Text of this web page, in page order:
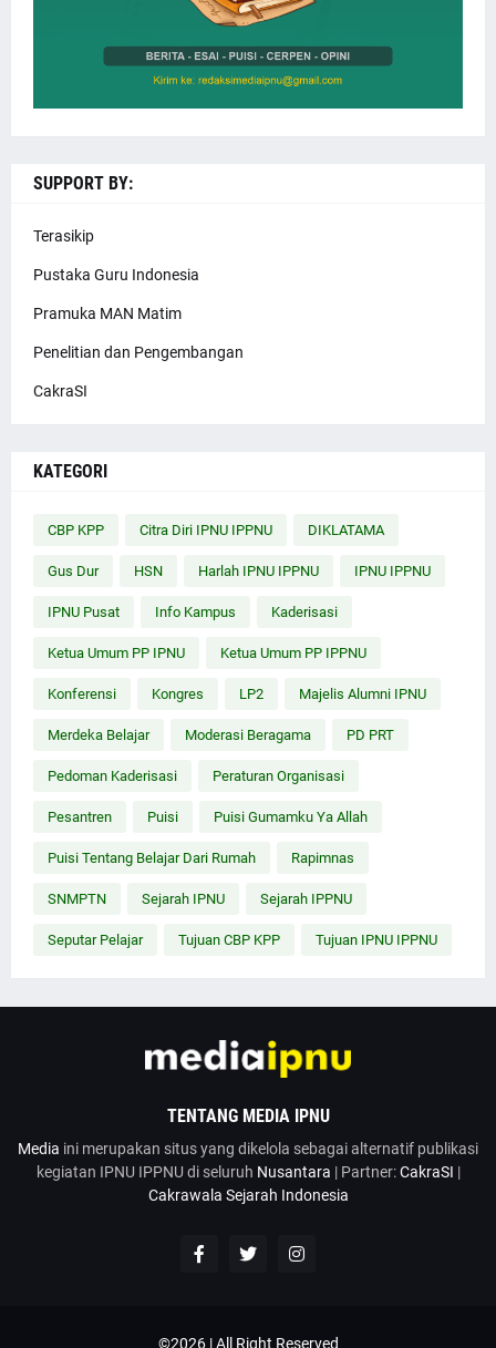
SUPPORT BY:
Terasikip
Pustaka Guru Indonesia
Pramuka MAN Matim
Penelitian dan Pengembangan
CakraSI
KATEGORI
CBP KPP Citra Diri IPNU IPPNU DIKLATAMA
Gus Dur HSN Harlah IPNU IPPNU IPNU IPPNU
IPNU Pusat Info Kampus Kaderisasi
Ketua Umum PP IPNU Ketua Umum PP IPPNU
Konferensi Kongres LP2 Majelis Alumni IPNU
Merdeka Belajar Moderasi Beragama PD PRT
Pedoman Kaderisasi Peraturan Organisasi
Pesantren Puisi Puisi Gumamku Ya Allah
Puisi Tentang Belajar Dari Rumah Rapimnas
SNMPTN Sejarah IPNU Sejarah IPPNU
Seputar Pelajar Tujuan CBP KPP Tujuan IPNU IPPNU
TENTANG MEDIA IPNU
Media ini merupakan situs yang dikelola sebagai alternatif publikasi
kegiatan IPNU IPPNU di seluruh Nusantara | Partner:CakraSI |
Cakrawala Sejarah Indonesia
©2026 | All Right Reserved